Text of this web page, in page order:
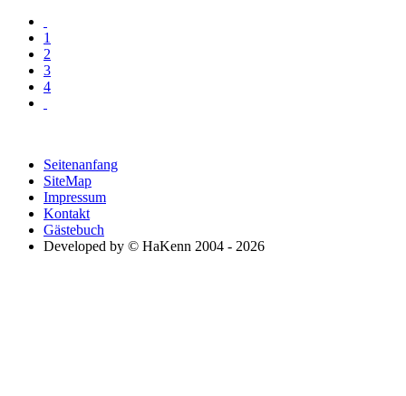
1
2
3
4
Seitenanfang
SiteMap
Impressum
Kontakt
Gästebuch
Developed by © HaKenn 2004 - 2026